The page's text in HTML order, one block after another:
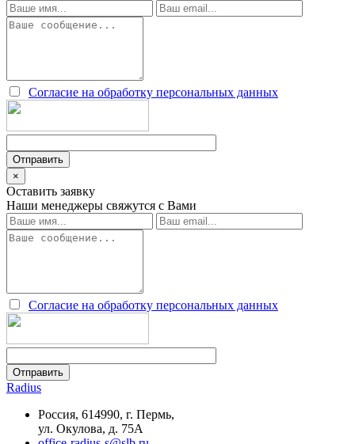
Согласие на обработку персональных данных
×
Оставить заявку
Наши менеджеры свяжутся с Вами
Согласие на обработку персональных данных
Radius
Россия, 614990, г. Пермь,
ул. Окулова, д. 75А